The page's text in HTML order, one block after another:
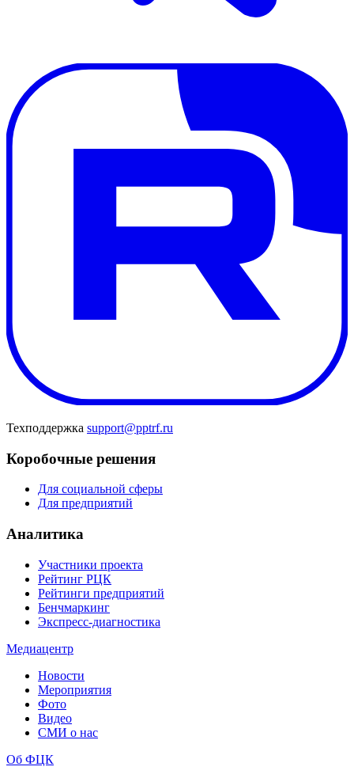
Техподдержка support@pptrf.ru
Коробочные решения
Для социальной сферы
Для предприятий
Аналитика
Участники проекта
Рейтинг РЦК
Рейтинги предприятий
Бенчмаркинг
Экспресс-диагностика
Медиацентр
Новости
Мероприятия
Фото
Видео
СМИ о нас
Об ФЦК